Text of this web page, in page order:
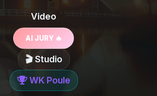
Video
AI JURY 🔥
🎬 Studio
WK Poule